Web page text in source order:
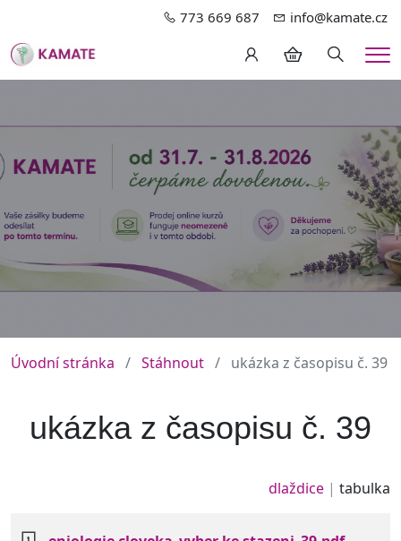
773 669 687 info@kamate.cz
Hledání
Úvodní stránka Stáhnout ukázka z časopisu č. 39
ukázka z časopisu č. 39
dlaždice tabulka